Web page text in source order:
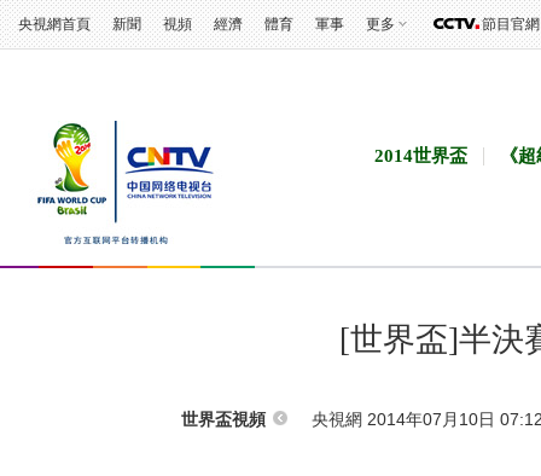
央視網首頁 新聞 視頻 經濟 體育 軍事 更多 節目官網
2014世界盃 《
[世界盃]半決
世界盃視頻 央視網 2014年07月10日